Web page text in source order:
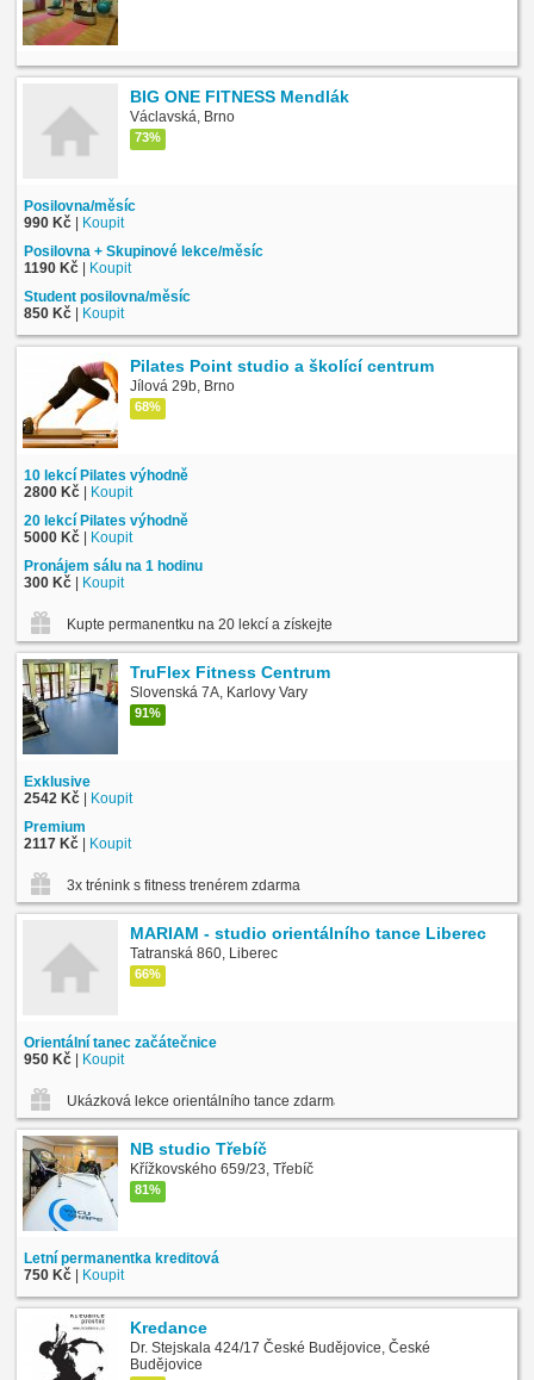
BIG ONE FITNESS Mendlák
Václavská, Brno
73%
Posilovna/měsíc
990 Kč | Koupit
Posilovna + Skupinové lekce/měsíc
1190 Kč | Koupit
Student posilovna/měsíc
850 Kč | Koupit
Pilates Point studio a školící centrum
Jílová 29b, Brno
68%
10 lekcí Pilates výhodně
2800 Kč | Koupit
20 lekcí Pilates výhodně
5000 Kč | Koupit
Pronájem sálu na 1 hodinu
300 Kč | Koupit
Kupte permanentku na 20 lekcí a získejte jako bonus DVD zdarma
TruFlex Fitness Centrum
Slovenská 7A, Karlovy Vary
91%
Exklusive
2542 Kč | Koupit
Premium
2117 Kč | Koupit
3x trénink s fitness trenérem zdarma
MARIAM - studio orientálního tance Liberec
Tatranská 860, Liberec
66%
Orientální tanec začátečnice
950 Kč | Koupit
Ukázková lekce orientálního tance zdarma
NB studio Třebíč
Křížkovského 659/23, Třebíč
81%
Letní permanentka kreditová
750 Kč | Koupit
Kredance
Dr. Stejskala 424/17 České Budějovice, České
Budějovice